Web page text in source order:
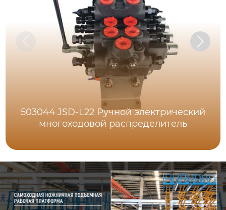
503044 JSD-L22 Ручной электрический
многоходовой распределитель